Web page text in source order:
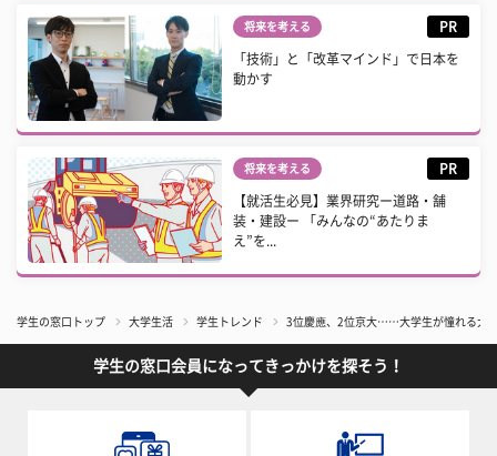
将来を考える PR
「技術」と「改革マインド」で日本を
動かす
将来を考える PR
【就活生必見】業界研究ー道路・舗
装・建設ー 「みんなの“あたりま
え”を...
学生の窓口トップ 大学生活 学生トレンド 3位慶應、2位京大……大学生が憧れる大
学生の窓口会員になってきっかけを探そう！